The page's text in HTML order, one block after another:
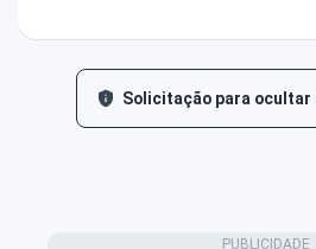
Solicitação para ocultar